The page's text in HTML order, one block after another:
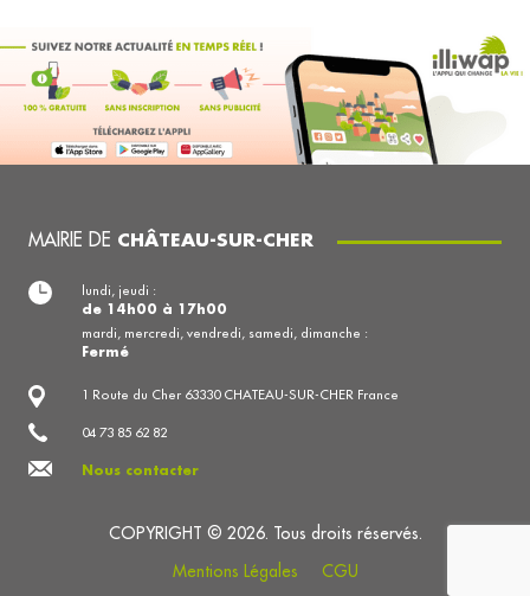
MAIRIE DE CHÂTEAU-SUR-CHER
1 Route du Cher 63330 CHATEAU-SUR-CHER France
04 73 85 62 82
Nous contacter
lundi, jeudi :
de 14h00 à 17h00
mardi, mercredi, vendredi, samedi, dimanche :
Fermé
COPYRIGHT © 2026. Tous droits réservés.
Mentions Légales
CGU